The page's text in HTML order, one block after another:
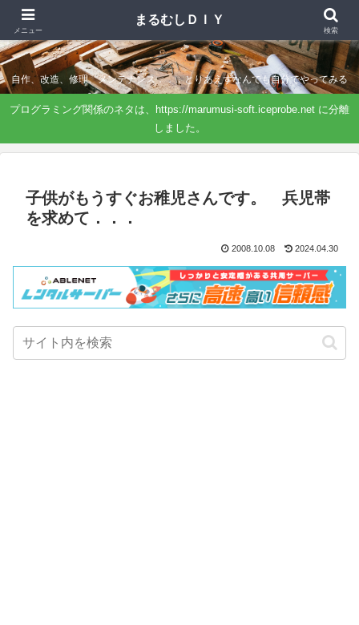
まるむしＤＩＹ
自作、改造、修理、メンテナンス．．．とりあえずなんでも自分でやってみる
プログラミング関係のネタは、https://marumusi-soft.iceprobe.net に分離
しました。
子供がもうすぐお稚児さんです。 兵児帯
を求めて．．．
2008.10.08 2024.04.30
メニュー
まるむしＤＩＹ
検索